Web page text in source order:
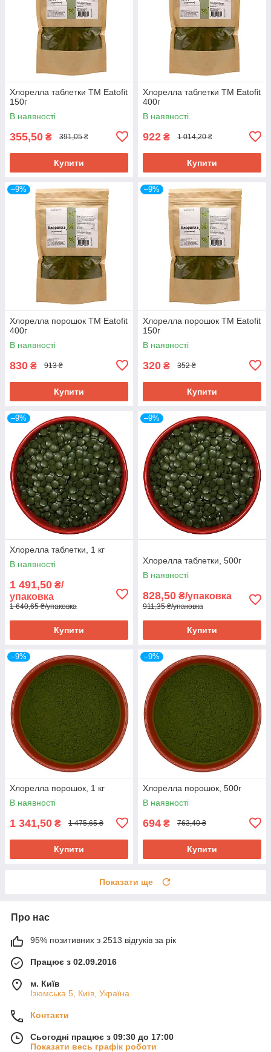
Хлорелла таблетки ТМ Eatofit
150г
В наявності
355,50 ₴ 391,05 ₴
Купити
Хлорелла таблетки ТМ Eatofit
400г
В наявності
922 ₴ 1 014,20 ₴
Купити
–9%
Хлорелла порошок ТМ Eatofit
400г
В наявності
830 ₴ 913 ₴
Купити
–9%
Хлорелла порошок ТМ Eatofit
150г
В наявності
320 ₴ 352 ₴
Купити
–9%
Хлорелла таблетки, 1 кг
В наявності
1 491,50 ₴/
упаковка
1 640,65 ₴/упаковка
Купити
–9%
Хлорелла таблетки, 500г
В наявності
828,50 ₴/упаковка
911,35 ₴/упаковка
Купити
–9%
Хлорелла порошок, 1 кг
В наявності
1 341,50 ₴ 1 475,65 ₴
Купити
–9%
Хлорелла порошок, 500г
В наявності
694 ₴ 763,40 ₴
Купити
Показати ще
Про нас
95% позитивних з 2513 відгуків за рік
Працює з 02.09.2016
м. Київ
Ізюмська 5, Київ, Україна
Контакти
Сьогодні працює з 09:30 до 17:00
Показати весь графік роботи